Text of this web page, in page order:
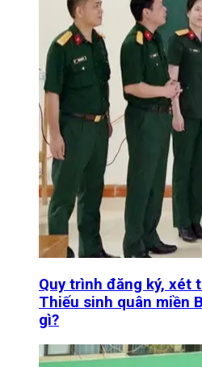
Quy trình đăng ký, xét
Thiếu sinh quân miền
gì?